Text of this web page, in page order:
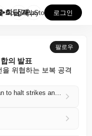
미국, 이란과 공습 중단 및 회담 재개 합의 발표
GooglePlay
AppStore 로그인
팔로우
의 발표
위협하는 보복 공격
US says it has agreed deal with Iran to halt strikes and resume talks